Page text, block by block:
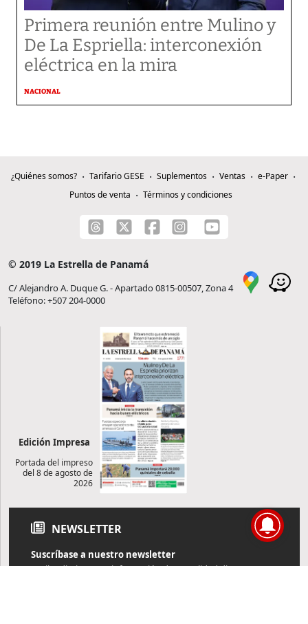
Primera reunión entre Mulino y
De La Espriella: interconexión
eléctrica en la mira
NACIONAL
¿Quiénes somos? Tarifario GESE Suplementos Ventas
e-Paper
Puntos de venta
Términos y condiciones
© 2019 La Estrella de Panamá
C/ Alejandro A. Duque G. - Apartado 0815-00507, Zona 4
Teléfono: +507 204-0000
Edición Impresa
Portada del impreso
del 8 de agosto de
2026
NEWSLETTER
Suscríbase a nuestro newsletter
Reciba diariamente información de actualidad directamente en